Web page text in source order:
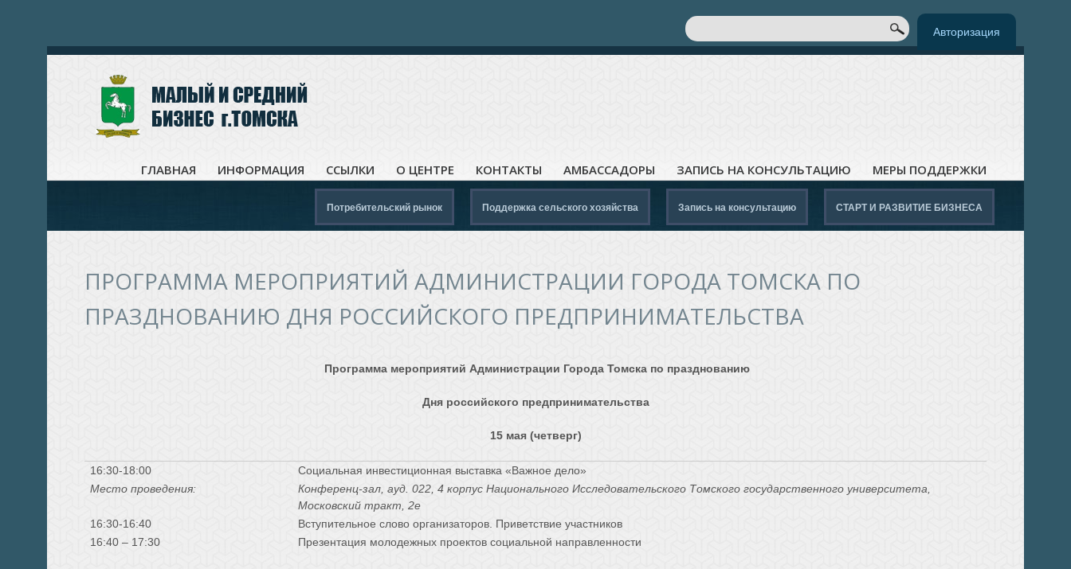
Авторизация
ФОРМА ПОИСКА
Поиск
ГЛАВНАЯ ИНФОРМАЦИЯ ССЫЛКИ О ЦЕНТРЕ КОНТАКТЫ АМБАССАДОРЫ ЗАПИСЬ НА КОНСУЛЬТАЦИЮ МЕРЫ ПОДДЕРЖКИ
СТАРТ И РАЗВИТИЕ БИЗНЕСА
Запись на консультацию
Поддержка сельского хозяйства
Потребительский рынок
ПРОГРАММА МЕРОПРИЯТИЙ АДМИНИСТРАЦИИ ГОРОДА ТОМСКА ПО
ПРАЗДНОВАНИЮ ДНЯ РОССИЙСКОГО ПРЕДПРИНИМАТЕЛЬСТВА
Программа мероприятий Администрации Города Томска по празднованию
Дня российского предпринимательства
15 мая (четверг)
16:30-18:00
Социальная инвестиционная выставка «Важное дело»
Место проведения:
Конференц-зал, ауд. 022, 4 корпус Национального Исследовательского Томского государственного университета,
Московский тракт, 2е
16:30-16:40
Вступительное слово организаторов. Приветствие участников
16:40 – 17:30
Презентация молодежных проектов социальной направленности